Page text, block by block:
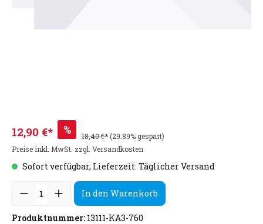
12,90 €* % 18,40 €*(29.89% gespart)
Preise inkl. MwSt. zzgl. Versandkosten
Sofort verfügbar, Lieferzeit: Täglicher Versand
In den Warenkorb
Produktnummer: 13111-KA3-760